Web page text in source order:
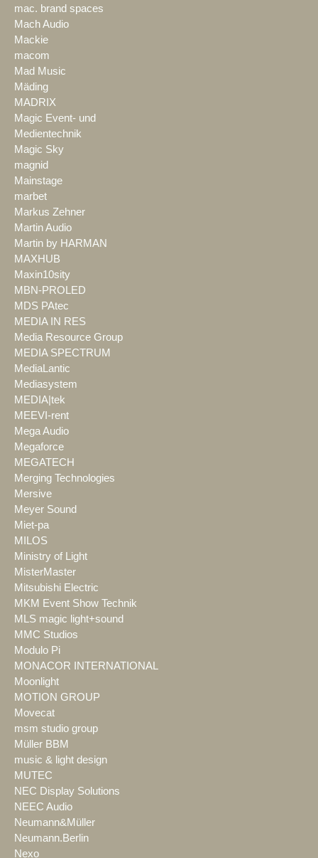
mac. brand spaces
Mach Audio
Mackie
macom
Mad Music
Mäding
MADRIX
Magic Event- und
Medientechnik
Magic Sky
magnid
Mainstage
marbet
Markus Zehner
Martin Audio
Martin by HARMAN
MAXHUB
Maxin10sity
MBN-PROLED
MDS PAtec
MEDIA IN RES
Media Resource Group
MEDIA SPECTRUM
MediaLantic
Mediasystem
MEDIA|tek
MEEVI-rent
Mega Audio
Megaforce
MEGATECH
Merging Technologies
Mersive
Meyer Sound
Miet-pa
MILOS
Ministry of Light
MisterMaster
Mitsubishi Electric
MKM Event Show Technik
MLS magic light+sound
MMC Studios
Modulo Pi
MONACOR INTERNATIONAL
Moonlight
MOTION GROUP
Movecat
msm studio group
Müller BBM
music & light design
MUTEC
NEC Display Solutions
NEEC Audio
Neumann&Müller
Neumann.Berlin
Nexo